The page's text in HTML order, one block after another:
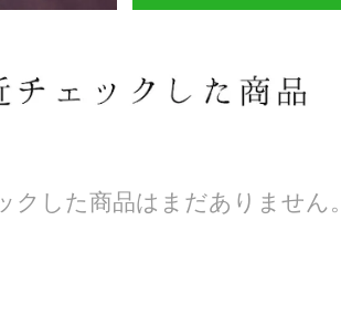
クした商品はまだありません。